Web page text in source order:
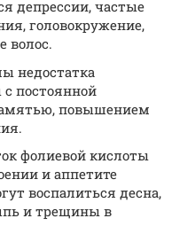
депрессии, частые
головокружение,
волос.
недостатка
постоянной
повышением
фолиевой кислоты
и аппетите
воспалиться десна,
и трещины в